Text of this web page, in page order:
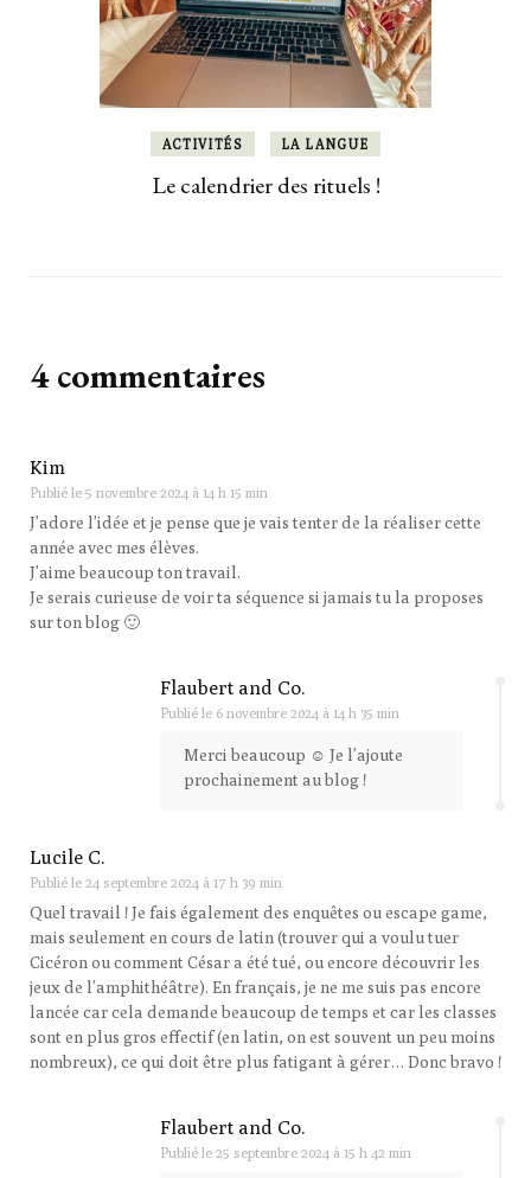
ACTIVITÉS LA LANGUE
Le calendrier des rituels !
4 commentaires
Kim
Publié le 5 novembre 2024 à 14 h 15 min
J’adore l’idée et je pense que je vais tenter de la réaliser cette
année avec mes élèves.
J’aime beaucoup ton travail.
Je serais curieuse de voir ta séquence si jamais tu la proposes
sur ton blog 🙂
Flaubert and Co.
Publié le 6 novembre 2024 à 14 h 35 min
Merci beaucoup ☺️ Je l’ajoute
prochainement au blog !
Lucile C.
Publié le 24 septembre 2024 à 17 h 39 min
Quel travail ! Je fais également des enquêtes ou escape game,
mais seulement en cours de latin (trouver qui a voulu tuer
Cicéron ou comment César a été tué, ou encore découvrir les
jeux de l’amphithéâtre). En français, je ne me suis pas encore
lancée car cela demande beaucoup de temps et car les classes
sont en plus gros effectif (en latin, on est souvent un peu moins
nombreux), ce qui doit être plus fatigant à gérer… Donc bravo !
Flaubert and Co.
Publié le 25 septembre 2024 à 15 h 42 min